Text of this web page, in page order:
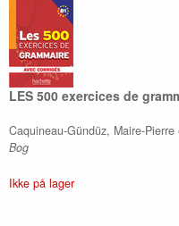
LES 500 exercices de
Caquineau-Gündüz, Maire-Pierre
Bog
Ikke på lager